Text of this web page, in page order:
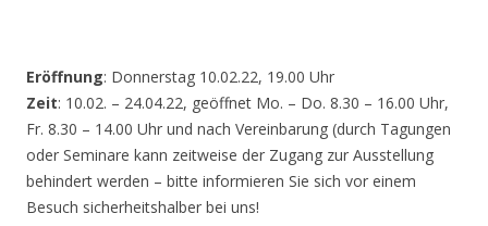
Eröffnung: Donnerstag 10.02.22, 19.00 Uhr
Zeit: 10.02. – 24.04.22, geöffnet Mo. – Do. 8.30 – 16.00 Uhr,
Fr. 8.30 – 14.00 Uhr und nach Vereinbarung (durch Tagungen
oder Seminare kann zeitweise der Zugang zur Ausstellung
behindert werden – bitte informieren Sie sich vor einem
Besuch sicherheitshalber bei uns!